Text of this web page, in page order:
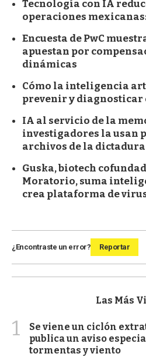
Tecnología con IA
operaciones
Encuesta de PwC
apuestan por
dinámicas
Cómo la inteligencia
prevenir y diagnosticar
IA al servicio de la
investigadores la usan
archivos de la
Guska, biotech
Moratorio, suma
crea plataforma de
¿Encontraste un error? Reportar
Las Más
1
Se viene un ciclón
publica un aviso
tormentas y viento